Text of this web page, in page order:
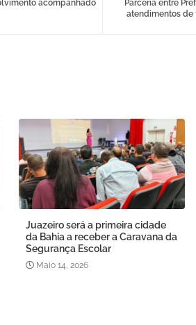
Parceria entre
atendimentos de
acompanhado
Juazeiro será a primeira cidade
da Bahia a receber a Caravana da
Segurança Escolar
Maio 14, 2026